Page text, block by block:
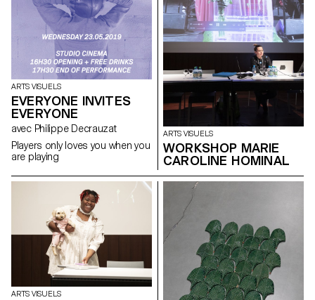
ARTS VISUELS
EVERYONE INVITES
EVERYONE
avec Philippe Decrauzat
Players only loves you when you
are playing
ARTS VISUELS
WORKSHOP MARIE
CAROLINE HOMINAL
ARTS VISUELS